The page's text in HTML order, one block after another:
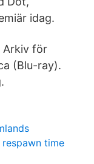
idag.
Arkiv för
(Blu-ray).
time